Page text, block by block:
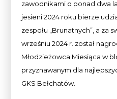
zawodnikami o ponad dwa
jesieni 2024 roku bierze
zespołu „Brunatnych”, a za
wrześniu 2024 r. został
Młodzieżowca Miesiąca w
przyznawanym dla
GKS Bełchatów.